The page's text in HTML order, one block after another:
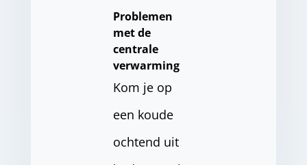
Problemen
met de
centrale
verwarming
Kom je op
een koude
ochtend uit